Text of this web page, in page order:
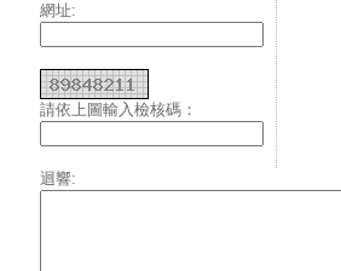
網址:
請依上圖輸入檢核碼：
迴響: